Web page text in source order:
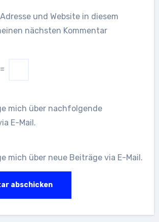
und Website in diesem
nächsten Kommentar
=
mich über nachfolgende
E-Mail.
mich über neue Beiträge via E-Mail.